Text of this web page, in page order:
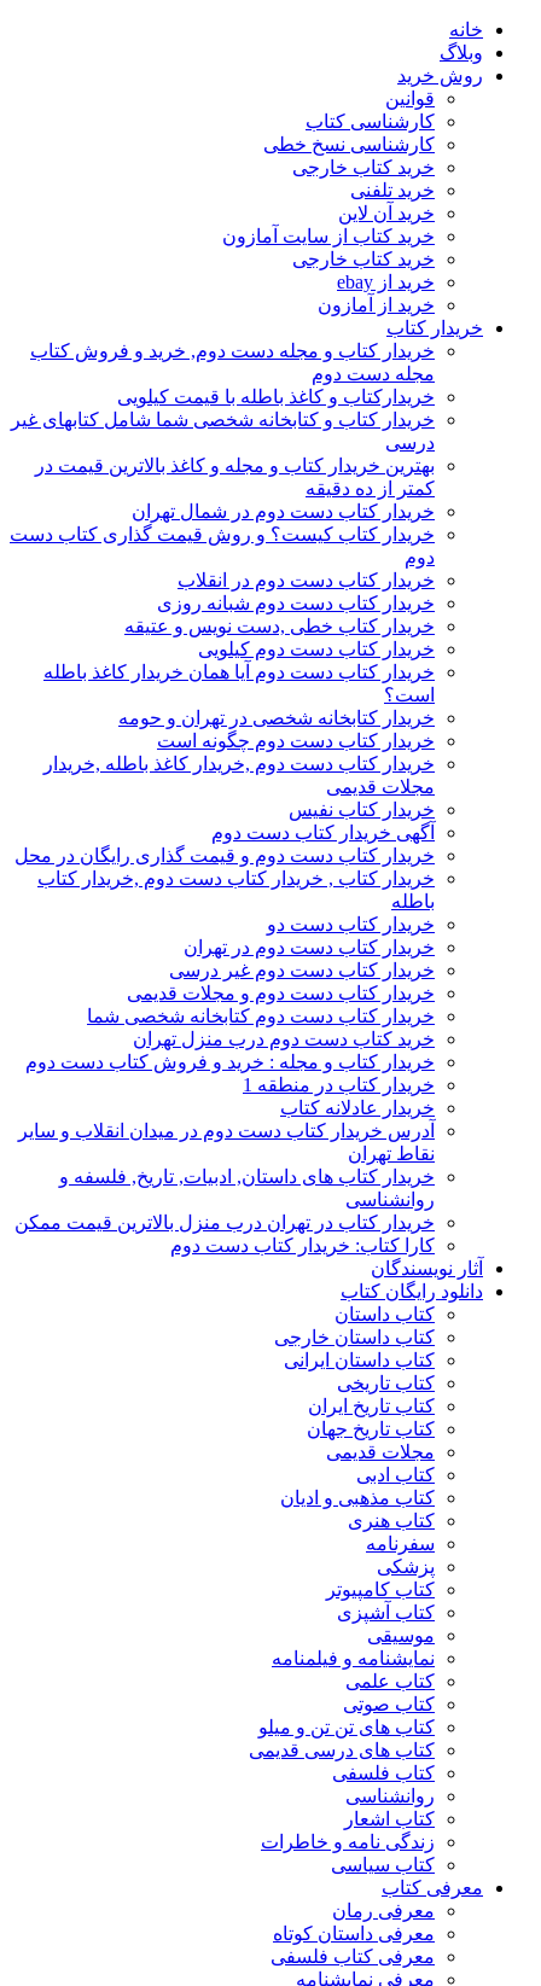
خانه
وبلاگ
روش خرید
قوانین
کارشناسی کتاب
کارشناسی نسخ خطی
خرید کتاب خارجی
خرید تلفنی
خرید آن لاین
خرید کتاب از سایت آمازون
خرید کتاب خارجی
خرید از ebay
خرید از آمازون
خریدار کتاب
خریدار کتاب و مجله دست دوم, خرید و فروش کتاب
مجله دست دوم
خریدارکتاب و کاغذ باطله با قیمت کیلویی
خریدار کتاب و کتابخانه شخصی شما شامل کتابهای غیر
درسی
بهترین خریدار کتاب و مجله و کاغذ بالاترین قیمت در
کمتر از ده دقیقه
خریدار کتاب دست دوم در شمال تهران
خریدار کتاب کیست؟ و روش قیمت گذاری کتاب دست
دوم
خریدار کتاب دست دوم در انقلاب
خریدار کتاب دست دوم شبانه روزی
خریدار کتاب خطی ,دست نویس و عتیقه
خریدار کتاب دست دوم کیلویی
خریدار کتاب دست دوم آیا همان خریدار کاغذ باطله
است؟
خریدار کتابخانه شخصی در تهران و حومه
خریدار کتاب دست دوم چگونه است
خریدار کتاب دست دوم ,خریدار کاغذ باطله ,خریدار
مجلات قدیمی
خریدار کتاب نفیس
آگهی خریدار کتاب دست دوم
خریدار کتاب دست دوم و قیمت گذاری رایگان در محل
خریدار کتاب , خریدار کتاب دست دوم ,خریدار کتاب
باطله
خریدار کتاب دست دو
خریدار کتاب دست دوم در تهران
خریدار کتاب دست دوم غیر درسی
خریدار کتاب دست دوم و مجلات قدیمی
خریدار کتاب دست دوم کتابخانه شخصی شما
خرید کتاب دست دوم درب منزل تهران
خریدار کتاب و مجله : خرید و فروش کتاب دست دوم
خریدار کتاب در منطقه 1
خریدار عادلانه کتاب
آدرس خریدار کتاب دست دوم در میدان انقلاب و سایر
نقاط تهران
خریدار کتاب های داستان, ادبیات, تاریخ, فلسفه و
روانشناسی
خریدار کتاب در تهران درب منزل بالاترین قیمت ممکن
کارا کتاب: خریدار کتاب دست دوم
آثار نویسندگان
دانلود رایگان کتاب
کتاب داستان
کتاب داستان خارجی
کتاب داستان ایرانی
کتاب تاریخی
کتاب تاریخ ایران
کتاب تاریخ جهان
مجلات قدیمی
کتاب ادبی
کتاب مذهبی و ادیان
کتاب هنری
سفرنامه
پزشکی
کتاب کامپیوتر
کتاب آشپزی
موسیقی
نمایشنامه و فیلمنامه
کتاب علمی
کتاب صوتی
کتاب های تن تن و میلو
کتاب های درسی قدیمی
کتاب فلسفی
روانشناسی
کتاب اشعار
زندگی نامه و خاطرات
کتاب سیاسی
معرفی کتاب
معرفی رمان
معرفی داستان کوتاه
معرفی کتاب فلسفی
معرفی نمایشنامه